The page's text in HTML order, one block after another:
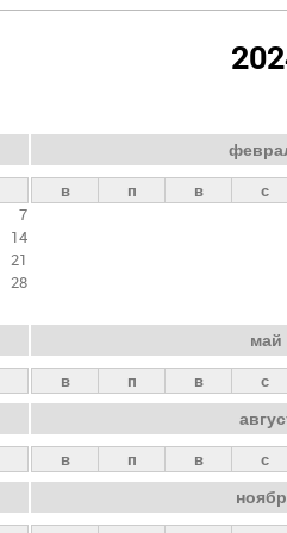
7
14
21
28
в п в с
май
в п в с
в п в с